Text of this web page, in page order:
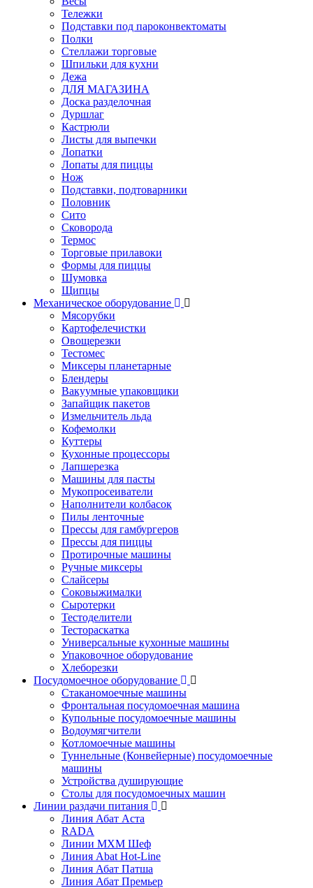
Тележки
Подставки под пароконвектоматы
Полки
Стеллажи торговые
Шпильки для кухни
Дежа
ДЛЯ МАГАЗИНА
Доска разделочная
Дуршлаг
Кастрюли
Листы для выпечки
Лопатки
Лопаты для пиццы
Нож
Подставки, подтоварники
Половник
Сито
Сковорода
Термос
Торговые прилавоки
Формы для пиццы
Шумовка
Щипцы
Механическое оборудование
Мясорубки
Картофелечистки
Овощерезки
Тестомес
Миксеры планетарные
Блендеры
Вакуумные упаковщики
Запайщик пакетов
Измельчитель льда
Кофемолки
Куттеры
Кухонные процессоры
Лапшерезка
Машины для пасты
Мукопросеиватели
Наполнители колбасок
Пилы ленточные
Прессы для гамбургеров
Прессы для пиццы
Протирочные машины
Ручные миксеры
Слайсеры
Соковыжималки
Сыротерки
Тестоделители
Тестораскатка
Универсальные кухонные машины
Упаковочное оборудование
Хлеборезки
Посудомоечное оборудование
Стаканомоечные машины
Фронтальная посудомоечная машина
Купольные посудомоечные машины
Водоумягчители
Котломоечные машины
Туннельные (Конвейерные) посудомоечные
машины
Устройства душирующие
Столы для посудомоечных машин
Линии раздачи питания
Линия Абат Аста
RADA
Линии МХМ Шеф
Линия Abat Hot-Line
Линия Абат Патша
Линия Абат Премьер